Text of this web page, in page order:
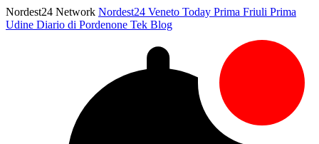
Nordest24 Network Nordest24 Veneto Today Prima Friuli Prima
Udine Diario di Pordenone Tek Blog